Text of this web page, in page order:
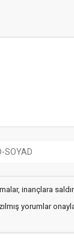
inançlara
yorumlar